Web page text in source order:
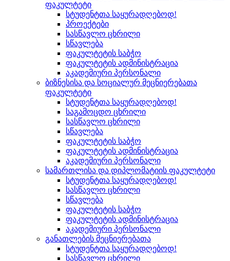
ფაკულტეტი
სტუდენტთა საყურადღებოდ!
პროექტები
სასწავლო ცხრილი
სწავლება
ფაკულტეტის საბჭო
ფაკულტეტის ადმინისტრაცია
აკადემიური პერსონალი
ბიზნესისა და სოციალურ მეცნიერებათა
ფაკულტეტი
სტუდენტთა საყურადღებოდ!
საგამოცდო ცხრილი
სასწავლო ცხრილი
სწავლება
ფაკულტეტის საბჭო
ფაკულტეტის ადმინისტრაცია
აკადემიური პერსონალი
სამართლისა და დიპლომატიის ფაკულტეტი
სტუდენტთა საყურადღებოდ!
სასწავლო ცხრილი
სწავლება
ფაკულტეტის საბჭო
ფაკულტეტის ადმინისტრაცია
აკადემიური პერსონალი
განათლების მეცნიერებათა
სტუდენტთა საყურადღებოდ!
სასწავლო ცხრილი